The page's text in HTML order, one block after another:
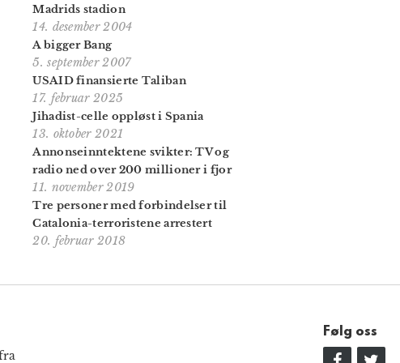
Madrids stadion
14. desember 2004
A bigger Bang
5. september 2007
USAID finansierte Taliban
17. februar 2025
Jihadist-celle oppløst i Spania
13. oktober 2021
Annonseinntektene svikter: TV og
radio ned over 200 millioner i fjor
11. november 2019
Tre personer med forbindelser til
Catalonia-terroristene arrestert
20. februar 2018
Følg oss